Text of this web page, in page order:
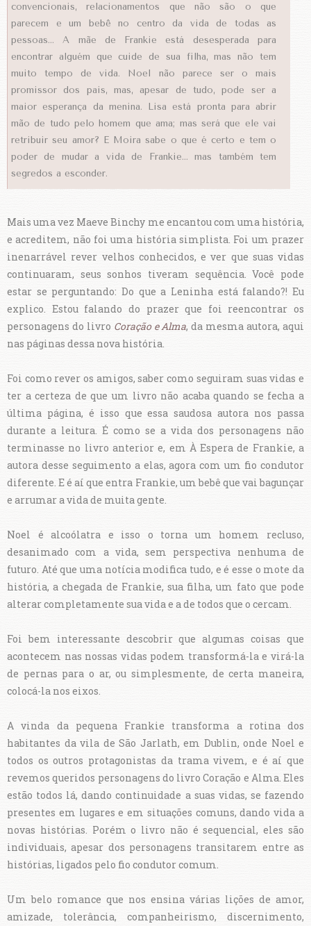
convencionais, relacionamentos que não são o que
parecem e um bebê no centro da vida de todas as
pessoas... A mãe de Frankie está desesperada para
encontrar alguém que cuide de sua filha, mas não tem
muito tempo de vida. Noel não parece ser o mais
promissor dos pais, mas, apesar de tudo, pode ser a
maior esperança da menina. Lisa está pronta para abrir
mão de tudo pelo homem que ama; mas será que ele vai
retribuir seu amor? E Moira sabe o que é certo e tem o
poder de mudar a vida de Frankie... mas também tem
segredos a esconder.
Mais uma vez Maeve Binchy me encantou com uma história,
e acreditem, não foi uma história simplista. Foi um prazer
inenarrável rever velhos conhecidos, e ver que suas vidas
continuaram, seus sonhos tiveram sequência. Você pode
estar se perguntando: Do que a Leninha está falando?! Eu
explico. Estou falando do prazer que foi reencontrar os
personagens do livro Coração e Alma, da mesma autora, aqui
nas páginas dessa nova história.
Foi como rever os amigos, saber como seguiram suas vidas e
ter a certeza de que um livro não acaba quando se fecha a
última página, é isso que essa saudosa autora nos passa
durante a leitura. É como se a vida dos personagens não
terminasse no livro anterior e, em À Espera de Frankie, a
autora desse seguimento a elas, agora com um fio condutor
diferente. E é aí que entra Frankie, um bebê que vai bagunçar
e arrumar a vida de muita gente.
Noel é alcoólatra e isso o torna um homem recluso,
desanimado com a vida, sem perspectiva nenhuma de
futuro. Até que uma notícia modifica tudo, e é esse o mote da
história, a chegada de Frankie, sua filha, um fato que pode
alterar completamente sua vida e a de todos que o cercam.
Foi bem interessante descobrir que algumas coisas que
acontecem nas nossas vidas podem transformá-la e virá-la
de pernas para o ar, ou simplesmente, de certa maneira,
colocá-la nos eixos.
A vinda da pequena Frankie transforma a rotina dos
habitantes da vila de São Jarlath, em Dublin, onde Noel e
todos os outros protagonistas da trama vivem, e é aí que
revemos queridos personagens do livro Coração e Alma. Eles
estão todos lá, dando continuidade a suas vidas, se fazendo
presentes em lugares e em situações comuns, dando vida a
novas histórias. Porém o livro não é sequencial, eles são
individuais, apesar dos personagens transitarem entre as
histórias, ligados pelo fio condutor comum.
Um belo romance que nos ensina várias lições de amor,
amizade, tolerância, companheirismo, discernimento,